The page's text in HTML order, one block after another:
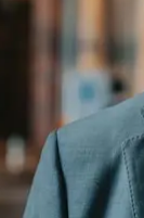
zdjęcia.